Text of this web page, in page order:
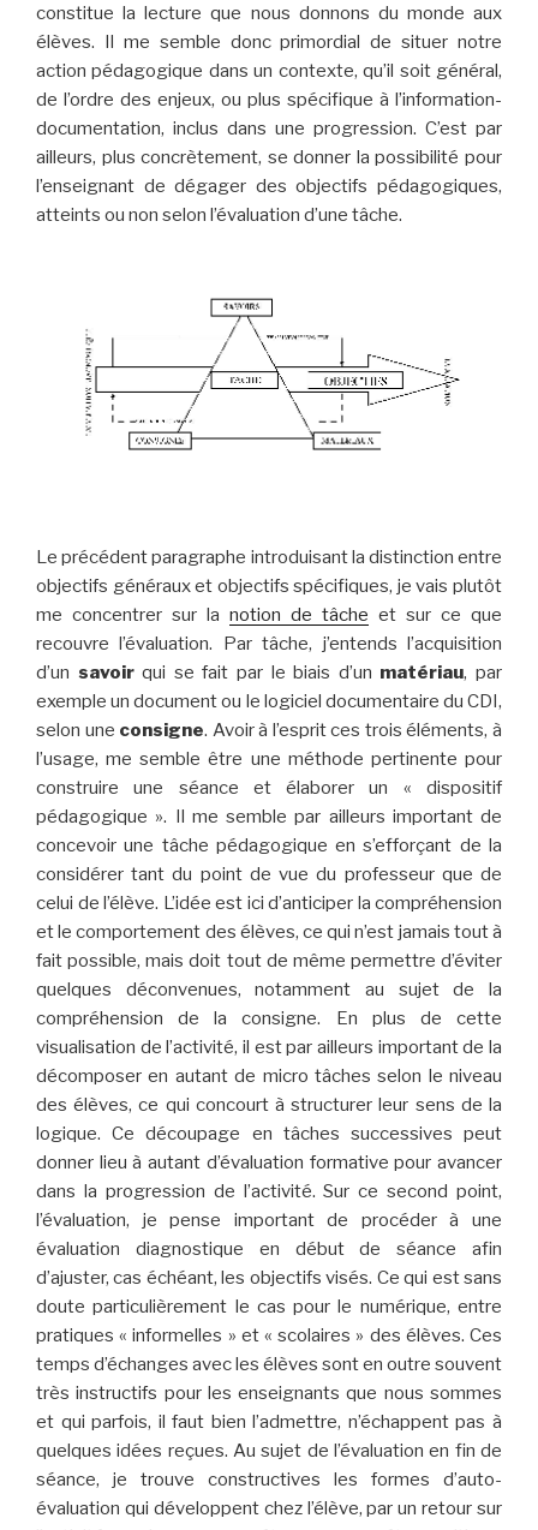
constitue la lecture que nous donnons du monde aux
élèves. Il me semble donc primordial de situer notre
action pédagogique dans un contexte, qu’il soit général,
de l’ordre des enjeux, ou plus spécifique à l’information-
documentation, inclus dans une progression. C’est par
ailleurs, plus concrètement, se donner la possibilité pour
l’enseignant de dégager des objectifs pédagogiques,
atteints ou non selon l’évaluation d’une tâche.
Le précédent paragraphe introduisant la distinction entre
objectifs généraux et objectifs spécifiques, je vais plutôt
me concentrer sur la notion de tâche et sur ce que
recouvre l’évaluation. Par tâche, j’entends l’acquisition
d’un savoirqui se fait par le biais d’un matériau, par
exemple un document ou le logiciel documentaire du CDI,
selon une consigne. Avoir à l’esprit ces trois éléments, à
l’usage, me semble être une méthode pertinente pour
construire une séance et élaborer un « dispositif
pédagogique ». Il me semble par ailleurs important de
concevoir une tâche pédagogique en s’efforçant de la
considérer tant du point de vue du professeur que de
celui de l’élève. L’idée est ici d’anticiper la compréhension
et le comportement des élèves, ce qui n’est jamais tout à
fait possible, mais doit tout de même permettre d’éviter
quelques déconvenues, notamment au sujet de la
compréhension de la consigne. En plus de cette
visualisation de l’activité, il est par ailleurs important de la
décomposer en autant de micro tâches selon le niveau
des élèves, ce qui concourt à structurer leur sens de la
logique. Ce découpage en tâches successives peut
donner lieu à autant d’évaluation formative pour avancer
dans la progression de l’activité. Sur ce second point,
l’évaluation, je pense important de procéder à une
évaluation diagnostique en début de séance afin
d’ajuster, cas échéant, les objectifs visés. Ce qui est sans
doute particulièrement le cas pour le numérique, entre
pratiques « informelles » et « scolaires » des élèves. Ces
temps d’échanges avec les élèves sont en outre souvent
très instructifs pour les enseignants que nous sommes
et qui parfois, il faut bien l’admettre, n’échappent pas à
quelques idées reçues. Au sujet de l’évaluation en fin de
séance, je trouve constructives les formes d’auto-
évaluation qui développent chez l’élève, par un retour sur